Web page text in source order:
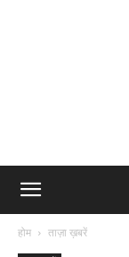
होम ताज़ा ख़बरें